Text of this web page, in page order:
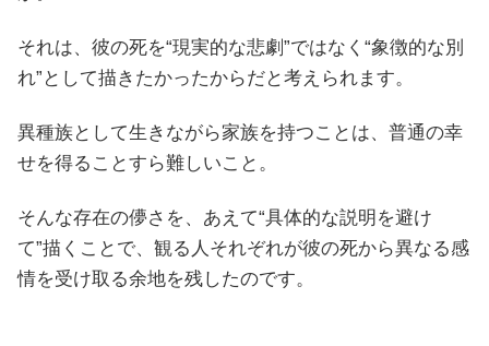
それは、彼の死を“現実的な悲劇”ではなく“象徴的な別
れ”として描きたかったからだと考えられます。
異種族として生きながら家族を持つことは、普通の幸
せを得ることすら難しいこと。
そんな存在の儚さを、あえて“具体的な説明を避け
て”描くことで、観る人それぞれが彼の死から異なる感
情を受け取る余地を残したのです。